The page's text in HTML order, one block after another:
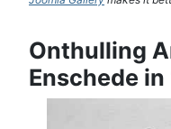
Onthulling
Enschede in